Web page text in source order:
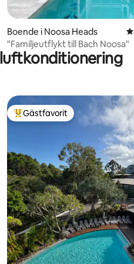
Boende i Noosa Heads
"Familjeutflykt till Bach Noosa"
Populär gästfavorit
Gästfavorit